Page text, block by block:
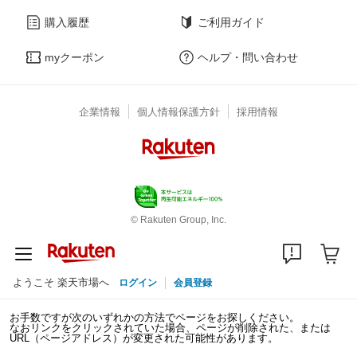
購入履歴
myクーポン
ご利用ガイド
ヘルプ・問い合わせ
企業情報 個人情報保護方針 採用情報
© Rakuten Group, Inc.
ようこそ 楽天市場へ ログイン 会員登録
お手数ですが次のいずれかの方法でページをお探しください。
なおリンクをクリックされていた場合、ページが削除された、または
URL（ページアドレス）が変更された可能性があります。